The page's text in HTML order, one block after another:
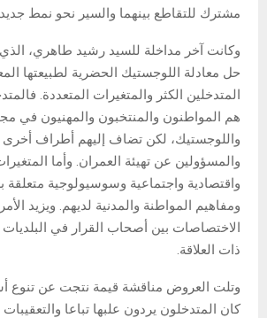
مشترك للتقاطع بينهما والسير نحو نمط جديد
وكانت آخر مداخلة للسيد رشيد طاهري،
حل معادلة اللوجستيك الحضرية لطبيعتها
المتدخلين الكثر والمتغيرات المتعددة.
هم المواطنون والمنتخبون والمهنيون في
واللوجستيك، لكن تضاف إليهم أطراف
والمسؤولين عن تهيئة العمران. وأما
واقتصادية واجتماعية وسوسيولوجية متعلقة
ومفاهيم المواطنة والمدنية لديهم. ويزيد
الاختصاصات بين أصحاب القرار في
ذات العلاقة.
وتلت العروض مناقشة قيمة نتجت عن تنوع
كان المتدخلون يردون علبها تباعا والتعقيبات